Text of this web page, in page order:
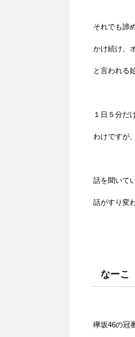
それでも諦
かけ続け、
と言われる
１日５分だ
わけですが
話を聞いて
話がすり変
なーこ
欅坂46の冠